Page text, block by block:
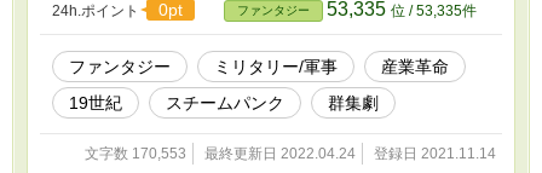
乗り達が集まるとどんな事が起きるのか、という視点に重きを置い
て書いています 第0章は登場人物の前日譚なので一旦読み飛ばし
てOKです 第3シーズン無事完結しました。第4シーズンは3月
頭に開始予定です。どうぞお楽しみに
24h.ポイント 0pt ファンタジー 53,335 位 / 53,335件
ファンタジー ミリタリー/軍事
産業革命
19世紀
スチームパンク 群集劇
文字数 170,553 最終更新日 2022.04.24 登録日 2021.11.14